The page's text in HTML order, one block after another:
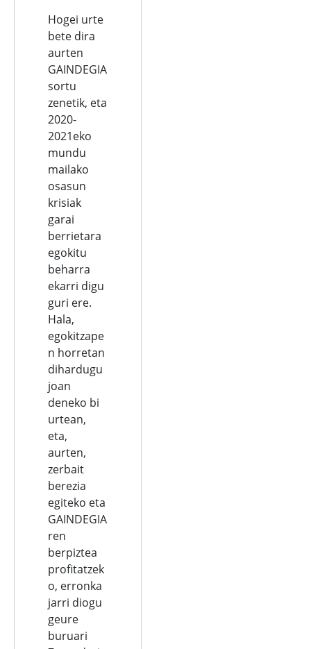
Hogei urte
bete dira
aurten
GAINDEGIA
sortu
zenetik, eta
2020-
2021eko
mundu
mailako
osasun
krisiak
garai
berrietara
egokitu
beharra
ekarri digu
guri ere.
Hala,
egokitzape
n horretan
dihardugu
joan
deneko bi
urtean,
eta,
aurten,
zerbait
berezia
egiteko eta
GAINDEGIA
ren
berpiztea
profitatzek
o, erronka
jarri diogu
geure
buruari